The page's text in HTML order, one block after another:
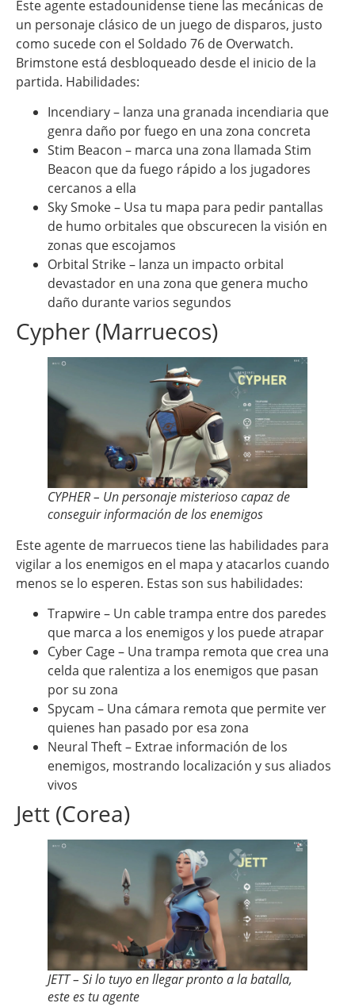
Este agente estadounidense tiene las mecánicas de
un personaje clásico de un juego de disparos, justo
como sucede con el Soldado 76 de Overwatch.
Brimstone está desbloqueado desde el inicio de la
partida. Habilidades:
Incendiary – lanza una granada incendiaria que
genra daño por fuego en una zona concreta
Stim Beacon – marca una zona llamada Stim
Beacon que da fuego rápido a los jugadores
cercanos a ella
Sky Smoke – Usa tu mapa para pedir pantallas
de humo orbitales que obscurecen la visión en
zonas que escojamos
Orbital Strike – lanza un impacto orbital
devastador en una zona que genera mucho
daño durante varios segundos
Cypher (Marruecos)
CYPHER – Un personaje misterioso capaz de
conseguir información de los enemigos
Este agente de marruecos tiene las habilidades para
vigilar a los enemigos en el mapa y atacarlos cuando
menos se lo esperen. Estas son sus habilidades:
Trapwire – Un cable trampa entre dos paredes
que marca a los enemigos y los puede atrapar
Cyber Cage – Una trampa remota que crea una
celda que ralentiza a los enemigos que pasan
por su zona
Spycam – Una cámara remota que permite ver
quienes han pasado por esa zona
Neural Theft – Extrae información de los
enemigos, mostrando localización y sus aliados
vivos
Jett (Corea)
JETT – Si lo tuyo en llegar pronto a la batalla,
este es tu agente